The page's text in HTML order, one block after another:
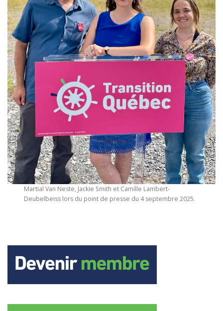
Martial Van Neste, Jackie Smith et Camille Lambert-
Deubelbeiss lors du point de presse du 4 septembre 2025.